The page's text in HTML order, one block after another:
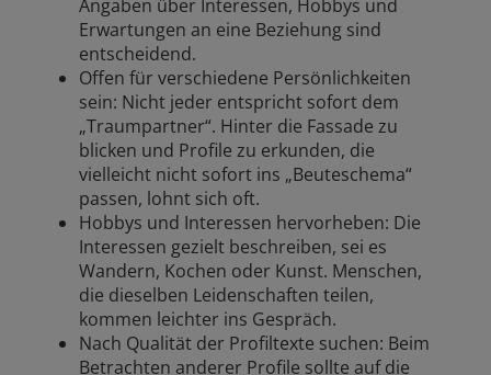
Angaben über Interessen, Hobbys und
Erwartungen an eine Beziehung sind
entscheidend.
Offen für verschiedene Persönlichkeiten
sein: Nicht jeder entspricht sofort dem
„Traumpartner“. Hinter die Fassade zu
blicken und Profile zu erkunden, die
vielleicht nicht sofort ins „Beuteschema“
passen, lohnt sich oft.
Hobbys und Interessen hervorheben: Die
Interessen gezielt beschreiben, sei es
Wandern, Kochen oder Kunst. Menschen,
die dieselben Leidenschaften teilen,
kommen leichter ins Gespräch.
Nach Qualität der Profiltexte suchen: Beim
Betrachten anderer Profile sollte auf die